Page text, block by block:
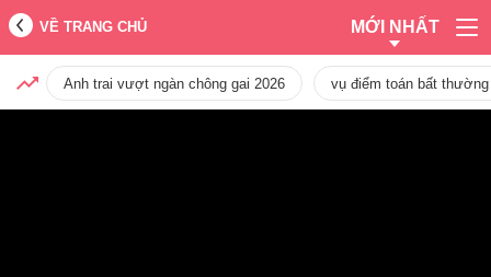
VỀ TRANG CHỦ MỚI NHẤT
Anh trai vượt ngàn chông gai 2026 vụ điểm toán bất